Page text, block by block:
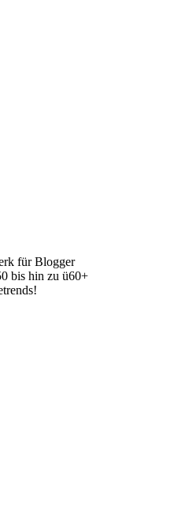
für Blogger
bis hin zu ü60+